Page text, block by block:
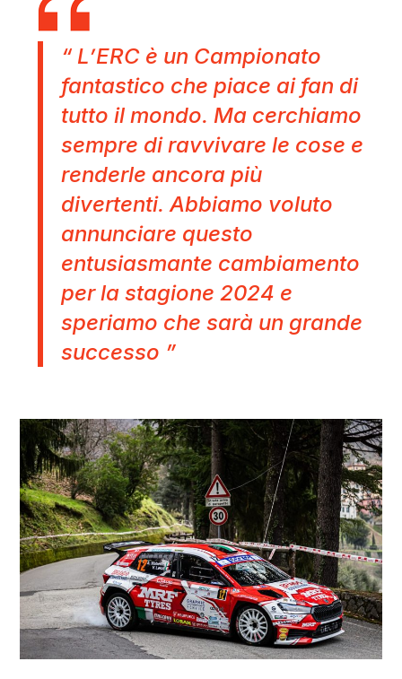
“ L’ERC è un Campionato
fantastico che piace ai fan di
tutto il mondo. Ma cerchiamo
sempre di ravvivare le cose e
renderle ancora più
divertenti. Abbiamo voluto
annunciare questo
entusiasmante cambiamento
per la stagione 2024 e
speriamo che sarà un grande
successo ”